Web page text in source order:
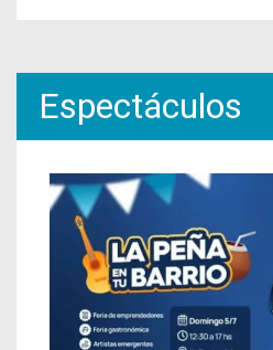
Espectáculos